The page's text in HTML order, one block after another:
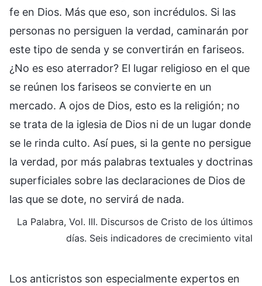
fe en Dios. Más que eso, son incrédulos. Si las
personas no persiguen la verdad, caminarán por
este tipo de senda y se convertirán en fariseos.
¿No es eso aterrador? El lugar religioso en el que
se reúnen los fariseos se convierte en un
mercado. A ojos de Dios, esto es la religión; no
se trata de la iglesia de Dios ni de un lugar donde
se le rinda culto. Así pues, si la gente no persigue
la verdad, por más palabras textuales y doctrinas
superficiales sobre las declaraciones de Dios de
las que se dote, no servirá de nada.
La Palabra, Vol. III. Discursos de Cristo de los últimos
días. Seis indicadores de crecimiento vital
Los anticristos son especialmente expertos en